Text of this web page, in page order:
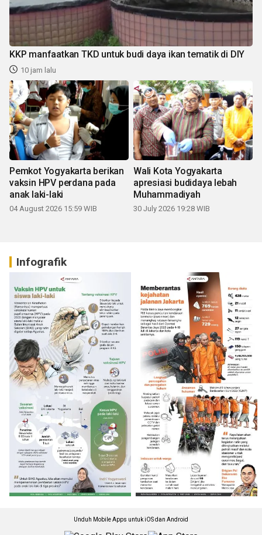
KKP manfaatkan TKD untuk budi daya ikan tematik di DIY
10 jam lalu
Pemkot Yogyakarta berikan
vaksin HPV perdana pada
anak laki-laki
04 August 2026 15:59 WIB
Wali Kota Yogyakarta
apresiasi budidaya lebah
Muhammadiyah
30 July 2026 19:28 WIB
Infografik
Unduh Mobile Apps untuk iOS dan Android